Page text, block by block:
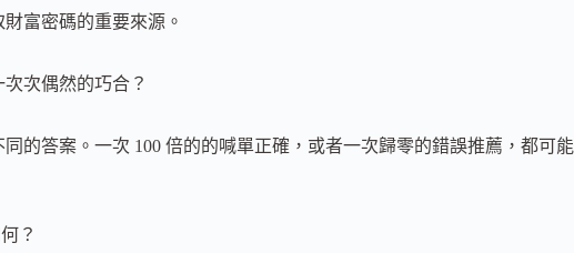
富密碼的重要來源。
次偶然的巧合？
的答案。一次 100 倍的的喊單正確，或者一次歸零的錯誤推薦，都可能
？